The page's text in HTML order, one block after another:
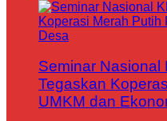
Seminar Nasional
Tegaskan
UMKM dan